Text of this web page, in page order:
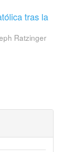
tras la
Ratzinger